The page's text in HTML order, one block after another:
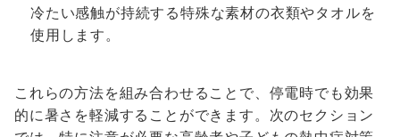
冷たい感触が持続する特殊な素材の衣類やタオルを
使用します。
これらの方法を組み合わせることで、停電時でも効果
的に暑さを軽減することができます。次のセクション